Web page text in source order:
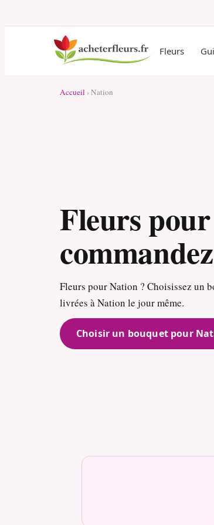
Fleurs
Accueil › Nation
Fleurs
Fleurs pour Nation ? Choisissez un
livrées à Nation le jour même.
Choisir un bouquet pour